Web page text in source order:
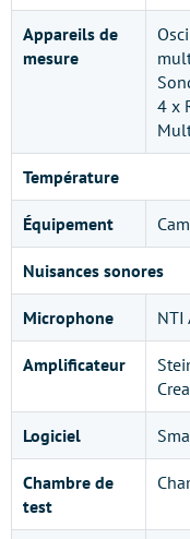
Appareils de
mesure
4 x
Température
Équipement
Nuisances sonores
Microphone NTI
Amplificateur
Logiciel
Chambre de
test